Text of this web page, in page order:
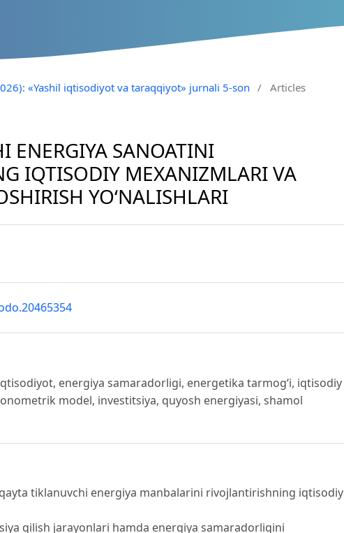
«Yashil iqtisodiyot va taraqqiyot» jurnali 5-son / Articles
ENERGIYA SANOATINI
IQTISODIY MEXANIZMLARI VA
YO‘NALISHLARI
energiya samaradorligi, energetika tarmog‘i, iqtisodiy
model, investitsiya, quyosh energiyasi, shamol
tiklanuvchi energiya manbalarini rivojlantirishning iqtisodiy
qilish jarayonlari hamda energiya samaradorligini